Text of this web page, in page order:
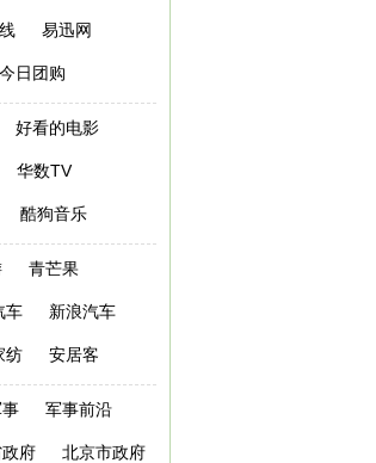
易迅网
今日团购
好看的电影
华数TV
酷狗音乐
青芒果
车 新浪汽车
纺 安居客
军事前沿
府 北京市政府